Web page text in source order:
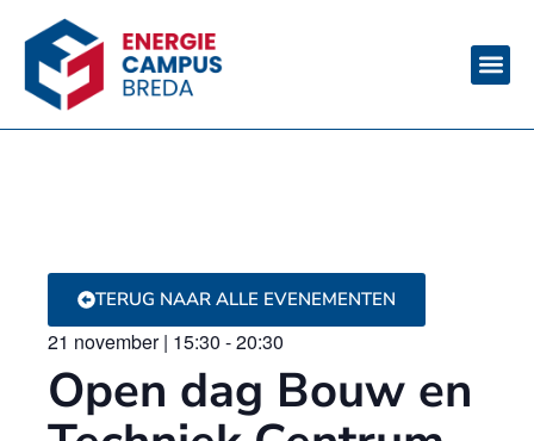
TERUG NAAR ALLE EVENEMENTEN
21 november | 15:30 -20:30
Open dag Bouw en